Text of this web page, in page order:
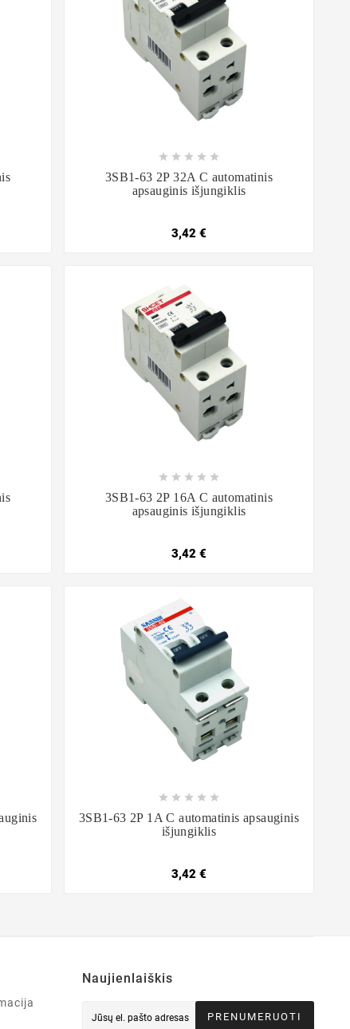
 
    
3SB1-63 2P 32A C automatinis
apsauginis išjungiklis
3,42 €
    
3SB1-63 2P 16A C automatinis
apsauginis išjungiklis
3,42 €
    
3SB1-63 2P 1A C automatinis apsauginis
išjungiklis
3,42 €
Naujienlaiškis
PRENUMERUOTI